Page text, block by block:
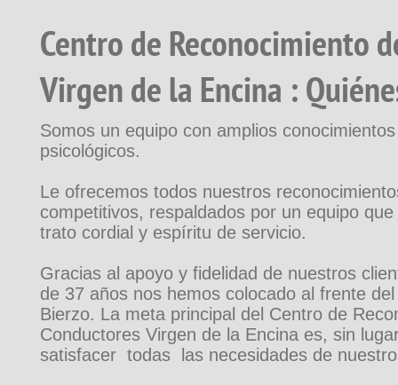
Centro de Reconocimiento
Virgen de la Encina :
Somos un equipo con amplios
psicológicos.
Le ofrecemos todos nuestros
competitivos, respaldados por un equipo
trato cordial y espíritu de servicio.
Gracias al apoyo y fidelidad de nuestros
de 37 años nos hemos colocado al frente
Bierzo. La meta principal del Centro de
Conductores Virgen de la Encina es, sin
satisfacer todas las necesidades de